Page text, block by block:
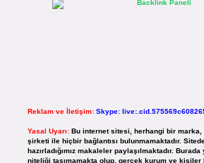
Reklam ve İletişim: Skype:
Yasal Uyarı: Bu internet sitesi, herhangi bir marka,
şirketi ile hiçbir bağlantısı bulunmamaktadır.
hazırladığımız makaleler paylaşılmaktadır.
niteliği taşımamakta olup, gerçek kurum ve kişiler